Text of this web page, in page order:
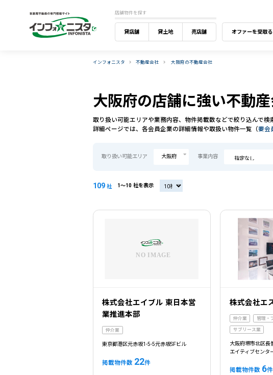
店舗物件を探す
貸店舗 貸土地 売店舗 オファーを受取る
インフォニスタ 不動産会社 大阪府の不動産会社
大阪府の店舗に強い不動
取り扱い可能エリアや業務内容、物件掲載数などで絞り込んで検
詳細ページでは、各会員企業の詳細情報や取扱い物件一覧（要会
取り扱い可能エリア 大阪府 事業内容
109社 1〜10 社を表示 20社
株式会社エイブル 東日本営
業推進本部
仲介業
東京都港区元赤坂1-5-5元赤坂SFビル
掲載物件数 22件
株式会社エ
仲介業 管理・
サブリース業
大阪府堺市北区長
エイティブセンタ
掲載物件数 6件